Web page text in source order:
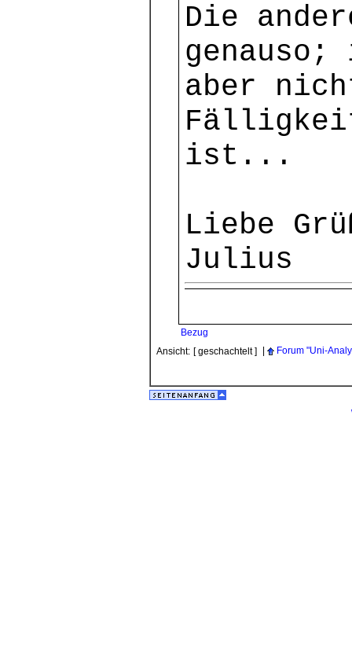
Die
aber
ist...
Liebe
Julius
Bezug
Ansicht: [ geschachtelt ] Forum "Uni-